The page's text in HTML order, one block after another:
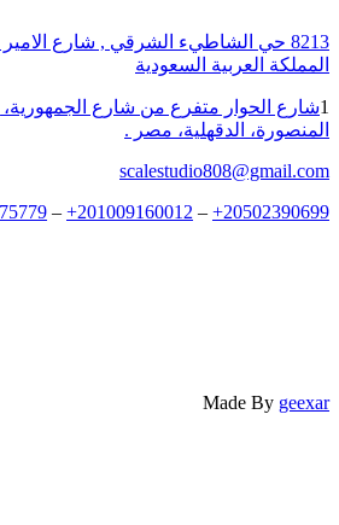
حي الشاطيء الشرقي , شارع الامير محمد بن
السعودية
متفرع من شارع الجمهورية، بجوار
الدقهلية، مصر .
+
–
201009160012
+
–
966541575779
Made